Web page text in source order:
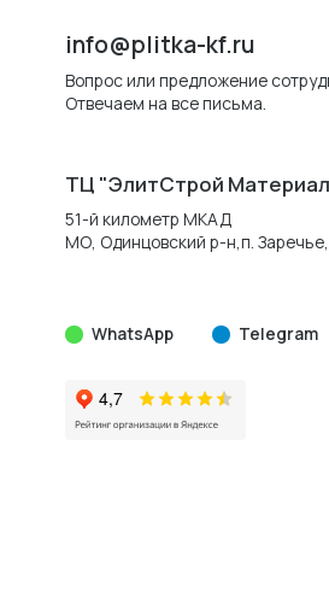
info@plitka-kf.ru
Вопрос или предложение
Отвечаем на все письма.
ТЦ "ЭлитСтрой
51-й километр МКАД
МО, Одинцовский р-н,п. Заречье,
WhatsApp Telegram